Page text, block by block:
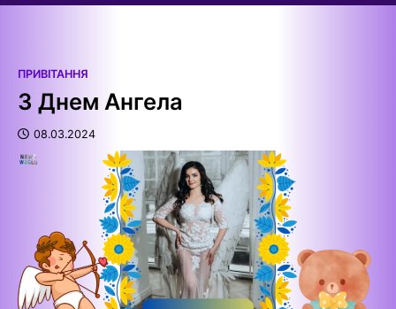
ПРИВІТАННЯ
З Днем Ангела
08.03.2024